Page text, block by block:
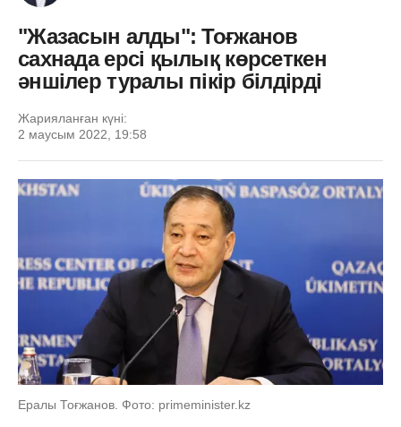
"Жазасын алды": Тоғжанов
сахнада ерсі қылық көрсеткен
әншілер туралы пікір білдірді
Жарияланған күні:
2 маусым 2022, 19:58
Ералы Тоғжанов. Фото: primeminister.kz